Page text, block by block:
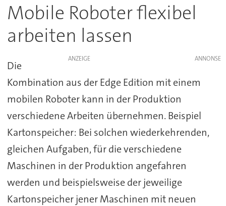
Mobile Roboter flexibel
arbeiten lassen
ANZEIGE
Die
Kombination aus der Edge Edition mit einem
mobilen Roboter kann in der Produktion
verschiedene Arbeiten übernehmen. Beispiel
Kartonspeicher: Bei solchen wiederkehrenden,
gleichen Aufgaben, für die verschiedene
Maschinen in der Produktion angefahren
werden und beispielsweise der jeweilige
Kartonspeicher jener Maschinen mit neuen